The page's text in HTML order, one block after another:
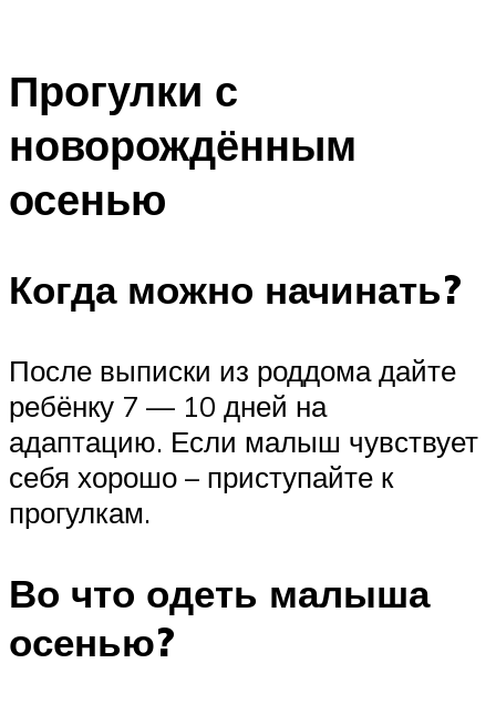
Прогулки с
новорождённым
осенью
Когда можно начинать?
После выписки из роддома дайте
ребёнку 7 — 10 дней на
адаптацию. Если малыш чувствует
себя хорошо – приступайте к
прогулкам.
Во что одеть малыша
осенью?